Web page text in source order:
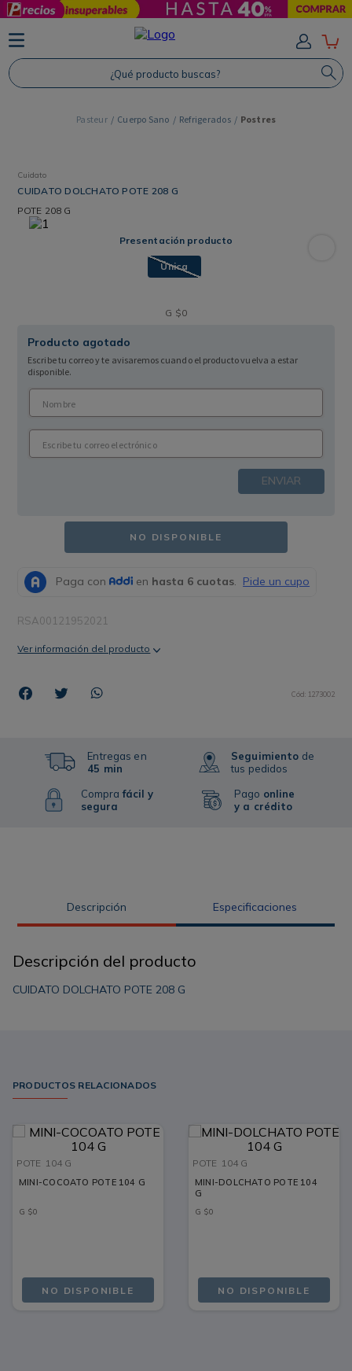
¿Qué producto buscas?
Cuerpo Sano Refrigerados Postres
Cuidato
CUIDATO DOLCHATO POTE 208 G
POTE 208 G
Presentación producto
Única
G $0
Producto agotado
Escribe tu correo y te avisaremos cuando el producto vuelva a estar
disponible.
ENVIAR
NO DISPONIBLE
RSA00121952021
Ver información del producto
Cód: 1273002
Entregas en
45 min
Comprafácil y
segura
Seguimiento de
tus pedidos
Pago online
y a crédito
Descripción Especificaciones
Descripción del producto
CUIDATO DOLCHATO POTE 208 G
PRODUCTOS RELACIONADOS
POTE 104 G
MINI-COCOATO POTE 104 G
G $0
NO DISPONIBLE
POTE 104 G
MINI-DOLCHATO POTE 104
G
G $0
NO DISPONIBLE
TÉRMINOS MÁS BUSCADOS
1. Protector Solar
2. Shampoo